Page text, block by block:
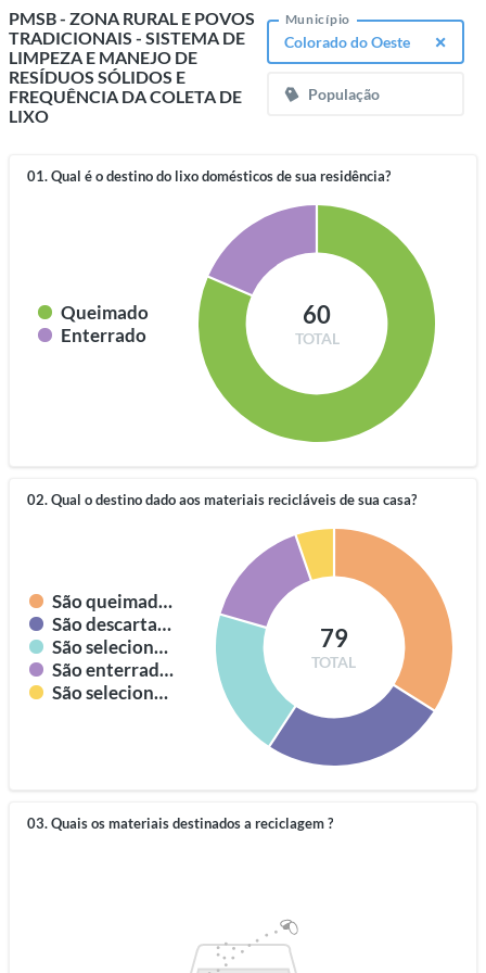
PMSB - ZONA RURAL E POVOS
TRADICIONAIS - SISTEMA DE
LIMPEZA E MANEJO DE
RESÍDUOS SÓLIDOS E
FREQUÊNCIA DA COLETA DE
LIXO
Município
Colorado do Oeste
População
01. Qual é o destino do lixo domésticos de sua residência?
Queimado
Enterrado
60
TOTAL
02. Qual o destino dado aos materiais recicláveis de sua casa?
São queimados
São descartados junto com o lixo comum
São selecionados encaminhados para algum catador
São enterrados
São selecionados e encaminhados para o centro de reciclagem
79
TOTAL
03. Quais os materiais destinados a reciclagem ?